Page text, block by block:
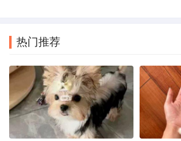
热门推荐